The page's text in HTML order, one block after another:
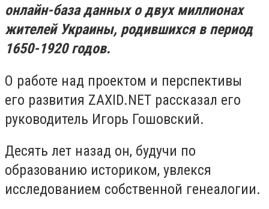
онлайн-база данных о двух миллионах
жителей Украины, родившихся в период
1650-1920 годов.
О работе над проектом и перспективы
его развития ZAXID.NET рассказал его
руководитель Игорь Гошовский.
Десять лет назад он, будучи по
образованию историком, увлекся
исследованием собственной генеалогии.